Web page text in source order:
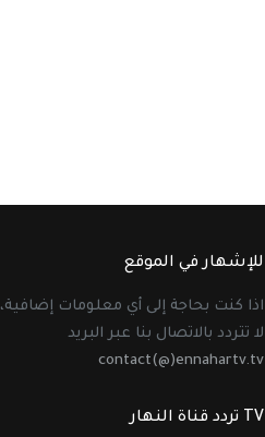
للإشهار في الموقع
اذا كنت بحاجة إلى أي معلومات إضافية،
لا تتردد بالاتصال بنا عبر البريد
contact(@)ennahartv.tv
TV تردد قناة النهار